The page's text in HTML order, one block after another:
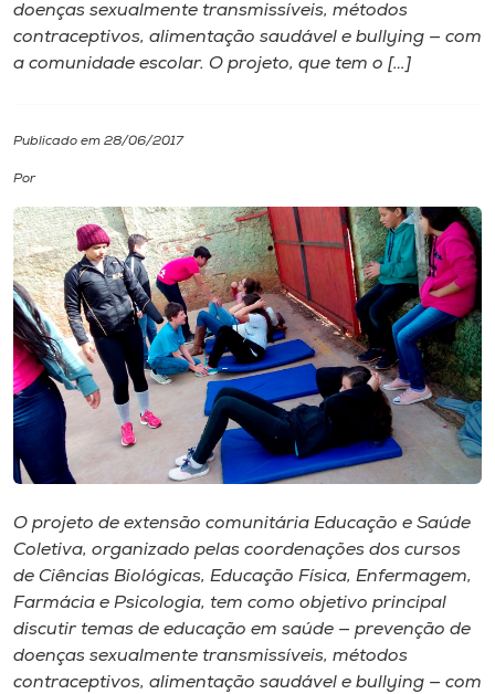
I.nova
Cultura
CPA
Biblioteca
Editora
Rádio
Unoesc
Store
doenças sexualmente transmissíveis, métodos
contraceptivos, alimentação saudável e bullying — com
a comunidade escolar. O projeto, que tem o […]
Publicado em 28/06/2017
Por
O projeto de extensão comunitária Educação e Saúde
Coletiva, organizado pelas coordenações dos cursos
de Ciências Biológicas, Educação Física, Enfermagem,
Farmácia e Psicologia, tem como objetivo principal
discutir temas de educação em saúde — prevenção de
doenças sexualmente transmissíveis, métodos
contraceptivos, alimentação saudável e bullying — com